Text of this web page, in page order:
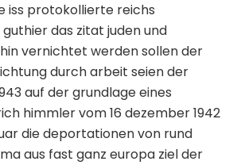
iss protokollierte reichs
das zitat juden und
vernichtet werden sollen der
durch arbeit seien der
auf der grundlage eines
himmler vom 16 dezember 1942
die deportationen von rund
aus fast ganz europa ziel der